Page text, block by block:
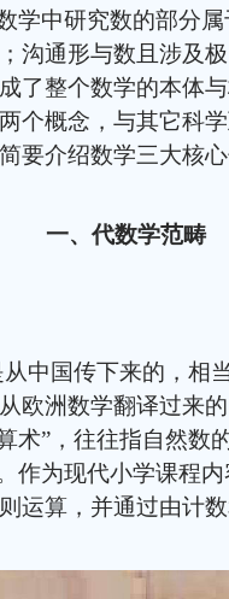
学中研究数的部分
沟通形与数且涉及
了整个数学的本体
个概念，与其它科
要介绍数学三大核
一、代数学范畴
中国传下来的，相
欧洲数学翻译过来
术”，往往指自然数
作为现代小学课程
运算，并通过由计